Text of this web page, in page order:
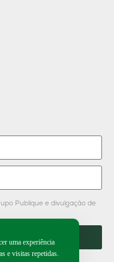
Publique e divulgação de
uma experiência
e visitas repetidas.